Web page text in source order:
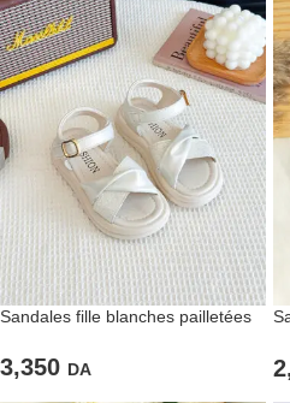
Sandales fille blanches pailletées
3,350 DA